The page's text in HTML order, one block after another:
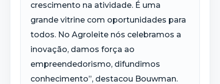
crescimento na atividade. É uma
grande vitrine com oportunidades para
todos. No Agroleite nós celebramos a
inovação, damos força ao
empreendedorismo, difundimos
conhecimento”, destacou Bouwman.